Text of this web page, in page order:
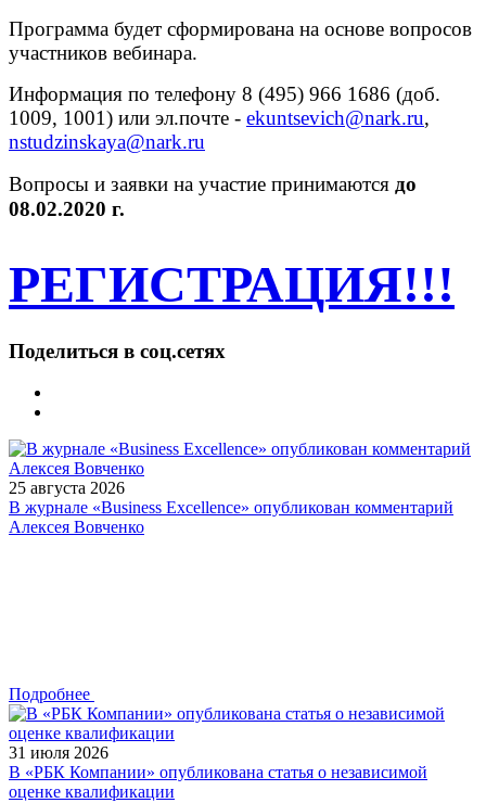
Программа будет сформирована на основе вопросов
участников вебинара.
Информация по телефону 8 (495) 966 1686 (доб.
1009, 1001) или эл.почте - ekuntsevich@nark.ru,
nstudzinskaya@nark.ru
Вопросы и заявки на участие принимаются до
08.02.2020 г.
РЕГИСТРАЦИЯ!!!
Поделиться в соц.сетях
25 августа 2026
В журнале «Business Excellence» опубликован комментарий
Алексея Вовченко
Подробнее
31 июля 2026
В «РБК Компании» опубликована статья о независимой
оценке квалификации